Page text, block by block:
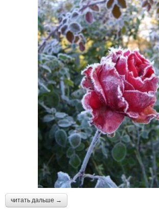
читать дальше →